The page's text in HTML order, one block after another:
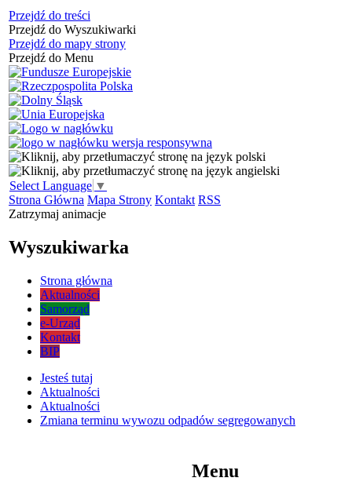
Przejdź do treści
Przejdź do Wyszukiwarki
Przejdź do mapy strony
Przejdź do Menu
Select Language ▼
Strona Główna Mapa Strony Kontakt RSS
Zatrzymaj animacje
Wyszukiwarka
Strona główna
Aktualności
Samorząd
e-Urząd
Kontakt
BIP
Jesteś tutaj
Aktualności
Aktualności
Zmiana terminu wywozu odpadów segregowanych
Menu